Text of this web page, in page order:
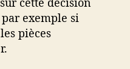
exemple si
pièces